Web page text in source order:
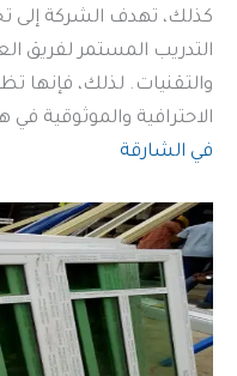
كذلك، تهدف الشركة إلى
التدريب المستمر لفريق
والتقنيات. لذلك، فإنها
الاحترافية والموثوقية في
في الشارقة